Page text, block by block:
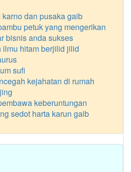
dan pusaka gaib
petuk yang mengerikan
bisnis anda sukses
ilmu hitam berjilid jilid
sufi
kejahatan di rumah
keberuntungan
sedot harta karun gaib